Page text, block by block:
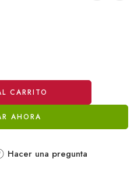
CARRITO
AHORA
Hacer una pregunta